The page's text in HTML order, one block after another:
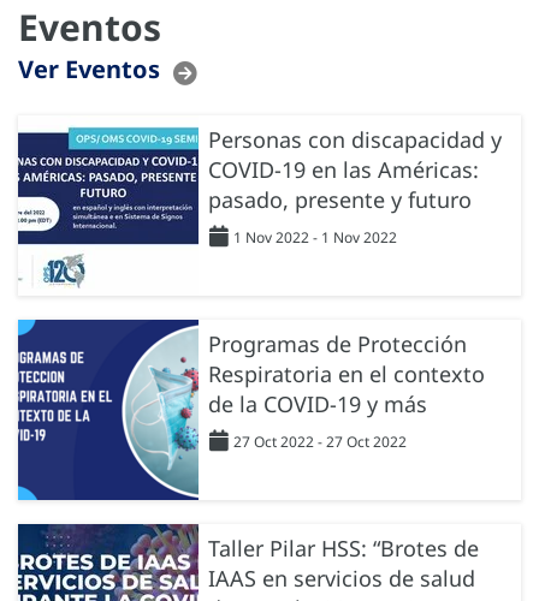
Eventos
Ver Eventos
Personas con discapacidad y
COVID-19 en las Américas:
pasado, presente y futuro
1 Nov 2022 - 1 Nov 2022
Programas de Protección
Respiratoria en el contexto
de la COVID-19 y más
27 Oct 2022 - 27 Oct 2022
Taller Pilar HSS: “Brotes de
IAAS en servicios de salud